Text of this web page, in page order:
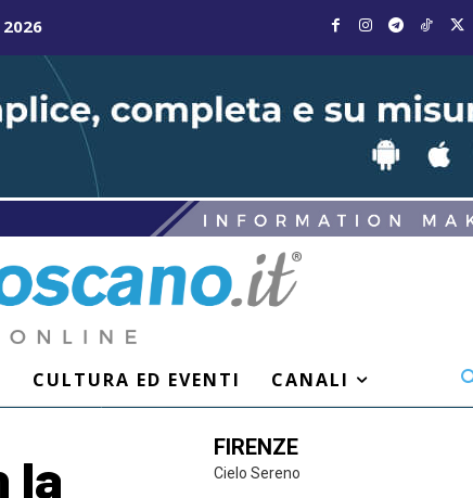
CULTURA ED EVENTI CANALI
la
FIRENZE
Cielo Sereno